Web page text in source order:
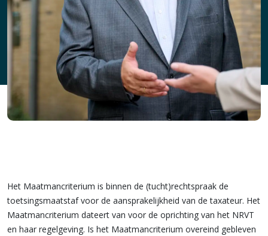
Het Maatmancriterium is binnen de (tucht)rechtspraak de
toetsingsmaatstaf voor de aansprakelijkheid van de taxateur. Het
Maatmancriterium dateert van voor de oprichting van het NRVT
en haar regelgeving. Is het Maatmancriterium overeind gebleven